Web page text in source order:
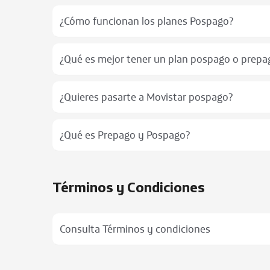
¿Cómo funcionan los planes Pospago?
¿Qué es mejor tener un plan pospago o
¿Quieres pasarte a Movistar pospago?
¿Qué es Prepago y Pospago?
Términos y Condiciones
Consulta Términos y condiciones